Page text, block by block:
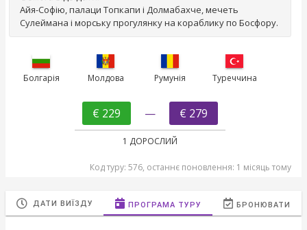
Айя-Софію, палаци Топкапи і Долмабахче, мечеть
Сулеймана і морську прогулянку на кораблику по Босфору.
Болгарія Молдова Румунія Туреччина
€ 229 — € 279
1 ДОРОСЛИЙ
Код туру: 576, останнє поновлення: 1 місяць тому
ДАТИ ВИЇЗДУ ПРОГРАМА ТУРУ БРОНЮВАТИ